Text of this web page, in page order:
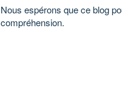
Nous espérons que ce blog
compréhension.